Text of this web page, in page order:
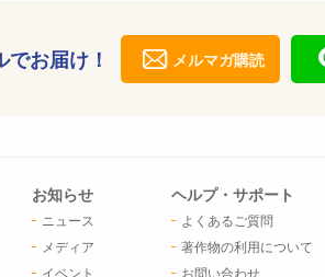
お届け！ メルマガ購読
お知らせ
ニュース
メディア
イベント
ヘルプ・サポート
よくあるご質問
著作物の利用について
お問い合わせ